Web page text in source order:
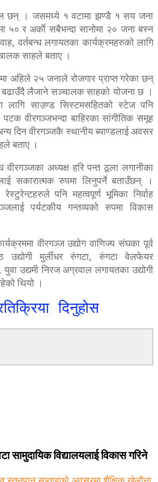
छन् । जसमध्ये १ वटामा झण्डै १ सय जना
५० र अर्काे सबैभन्दा सानोमा २० जना बस्न
वर्तबन्ध लगायतका कार्यक्रमहरुको लागि
साहले बताए ।
अहिले २५ जनाले रोजगार प्राप्त गरेका छन्
बढाउँदै लैजाने सञ्चालक साहको योजना छ ।
लागि साउण्ड सिस्टमसहितको स्टेज पनि
वीरगञ्जभन्दा बाहिरका सांगीतिक समूह
दिन वीरगञ्जकै स्थानीय ब्याण्डलाई अवसर
बताए ।
अध्यक्ष हरि पन्त ठूला लगानीका
सकारात्मक रुपमा लिनुपर्ने बताउँछन् ।
पनि महत्वपूर्ण भूमिका निर्वाह
पर्यटकीय गन्तव्यको रुपमा विकास
वीरगञ्ज उद्योग वाणिज्य संघका पूर्व
उद्योगी मुर्लीधर रुंगटा, रुंगटा वेलफेयर
उद्यमी निरज अग्रवाल लगायतका उद्योगी
थियो ।
दिनुहोस
सामुदायिक विद्यालयलाई विकास गरिने